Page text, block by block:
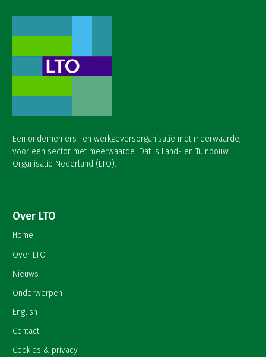
Een ondernemers- en werkgeversorganisatie met meerwaarde,
voor een sector met meerwaarde. Dat is Land- en Tuinbouw
Organisatie Nederland (LTO).
Over LTO
Home
Over LTO
Nieuws
Onderwerpen
English
Contact
Cookies & privacy